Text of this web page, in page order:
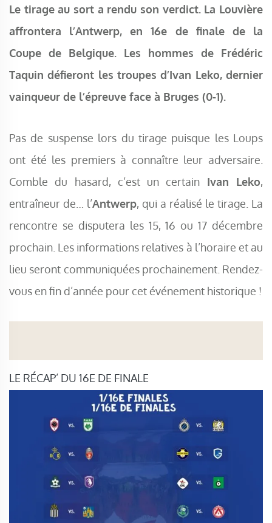
Le tirage au sort a rendu son verdict. La Louvière
affrontera l’Antwerp, en 16e de finale de la
Coupe de Belgique. Les hommes de Frédéric
Taquin défieront les troupes d’Ivan Leko, dernier
vainqueur de l’épreuve face à Bruges (0-1).
Pas de suspense lors du tirage puisque les Loups
ont été les premiers à connaître leur adversaire.
Comble du hasard, c’est un certain Ivan Leko,
entraîneur de… l’Antwerp, qui a réalisé le tirage. La
rencontre se disputera les 15, 16 ou 17 décembre
prochain. Les informations relatives à l’horaire et au
lieu seront communiquées prochainement. Rendez-
vous en fin d’année pour cet événement historique !
LE RÉCAP’ DU 16E DE FINALE